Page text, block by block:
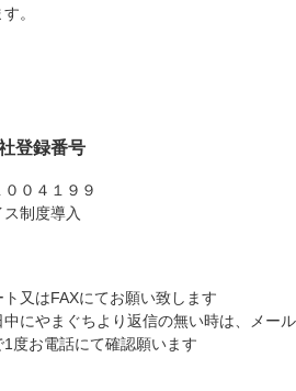
。
登録番号
０４１９９
制度導入
又はFAXにてお願い致します
にやまぐちより返信の無い時は、メール
度お電話にて確認願います